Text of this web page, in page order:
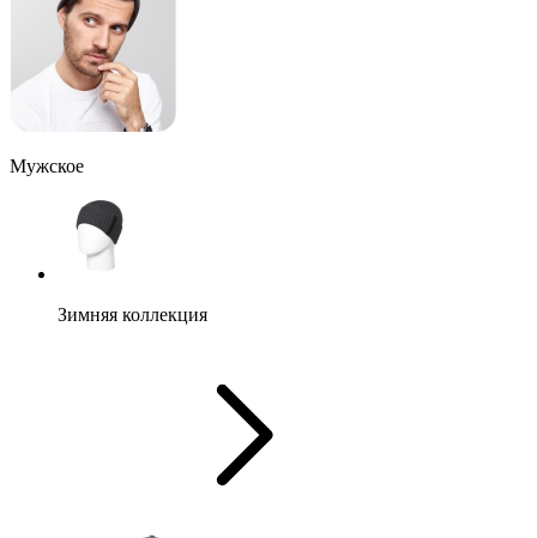
Мужское
Зимняя коллекция